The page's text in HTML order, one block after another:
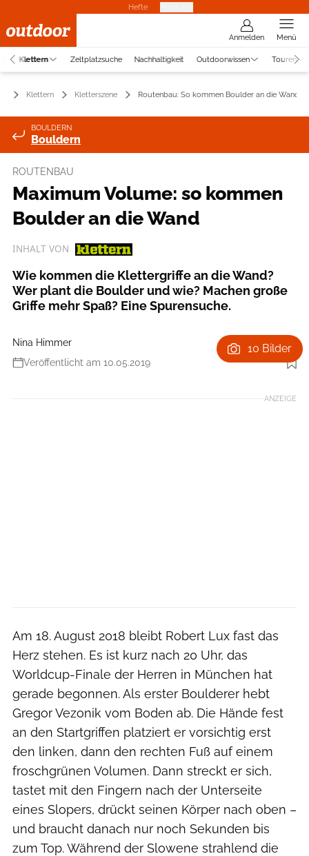
Hefte
Anmelden Menü
Klettern Zeltplatzsuche Nachhaltigkeit Outdoorwissen Touren
Klettern Kletterszene Routenbau: So kommen Boulder an die Wand
BOULDERN
Bouldern
ROUTENBAU
Maximum Volume: so kommen
Boulder an die Wand
INHALT VON
Wie kommen die Klettergriffe an die Wand?
Wer plant die Boulder und wie? Machen große
Griffe mehr Spaß? Eine Spurensuche.
Nina Himmer
Veröffentlicht am 10.05.2019
Foto: Simon Hofmann
10 Bilder
ANZEIGE
Am 18. August 2018 bleibt Robert Lux fast das
Herz stehen. Es ist kurz nach 20 Uhr, das
Worldcup-Finale der Herren in München hat
gerade begonnen. Als erster Boulderer hebt
Gregor Vezonik vom Boden ab. Die Hände fest
an den Startgriffen platziert er vorsichtig erst
den linken, dann den rechten Fuß auf einem
froschgrünen Volumen. Dann streckt er sich,
tastet mit den Fingern nach der Unterseite
eines Slopers, drückt seinen Körper nach oben –
und braucht danach nur noch Sekunden bis
zum Top. Während der Slowene strahlend die